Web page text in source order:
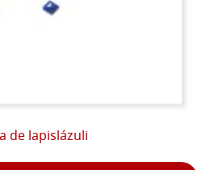
de lapislázuli